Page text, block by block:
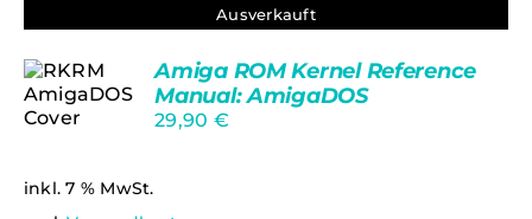
Ausverkauft
Amiga ROM Kernel Reference
Manual: AmigaDOS
29,90 €
inkl. 7 % MwSt.